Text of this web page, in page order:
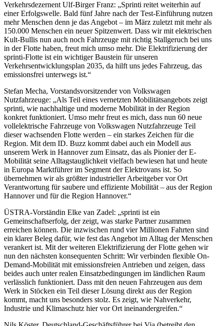
Verkehrsdezernent Ulf-Birger Franz: „Sprinti reitet weiterhin auf
einer Erfolgswelle. Bald fünf Jahre nach der Test-Einführung nutzen
mehr Menschen denn je das Angebot – im März zuletzt mit mehr als
150.000 Menschen ein neuer Spitzenwert. Dass wir mit elektrischen
Kult-Bullis nun auch noch Fahrzeuge mit richtig Stallgeruch bei uns
in der Flotte haben, freut mich umso mehr. Die Elektrifizierung der
sprinti-Flotte ist ein wichtiger Baustein für unseren
Verkehrsentwicklungsplan 2035, da hilft uns jedes Fahrzeug, das
emissionsfrei unterwegs ist.“
Stefan Mecha, Vorstandsvorsitzender von Volkswagen
Nutzfahrzeuge: „Als Teil eines vernetzten Mobilitätsangebots zeigt
sprinti, wie nachhaltige und moderne Mobilität in der Region
konkret funktioniert. Umso mehr freut es mich, dass nun 60 neue
vollelektrische Fahrzeuge von Volkswagen Nutzfahrzeuge Teil
dieser wachsenden Flotte werden – ein starkes Zeichen für die
Region. Mit dem ID. Buzz kommt dabei auch ein Modell aus
unserem Werk in Hannover zum Einsatz, das als Pionier der E-
Mobilität seine Alltagstauglichkeit vielfach bewiesen hat und heute
in Europa Marktführer im Segment der Elektrovans ist. So
übernehmen wir als größter industrieller Arbeitgeber vor Ort
Verantwortung für saubere und effiziente Mobilität – aus der Region
Hannover und für die Region Hannover.“
ÜSTRA-Vorständin Elke van Zadel: „sprinti ist ein
Gemeinschaftserfolg, der zeigt, was starke Partner zusammen
erreichen können. Die inzwischen rund vier Millionen Fahrten sind
ein klarer Beleg dafür, wie fest das Angebot im Alltag der Menschen
verankert ist. Mit der weiteren Elektrifizierung der Flotte gehen wir
nun den nächsten konsequenten Schritt: Wir verbinden flexible On-
Demand-Mobilität mit emissionsfreien Antrieben und zeigen, dass
beides auch unter realen Einsatzbedingungen im ländlichen Raum
verlässlich funktioniert. Dass mit den neuen Fahrzeugen aus dem
Werk in Stöcken ein Teil dieser Lösung direkt aus der Region
kommt, macht uns besonders stolz. Es zeigt, wie Nahverkehr,
Industrie und Klimaschutz hier vor Ort ineinandergreifen.“